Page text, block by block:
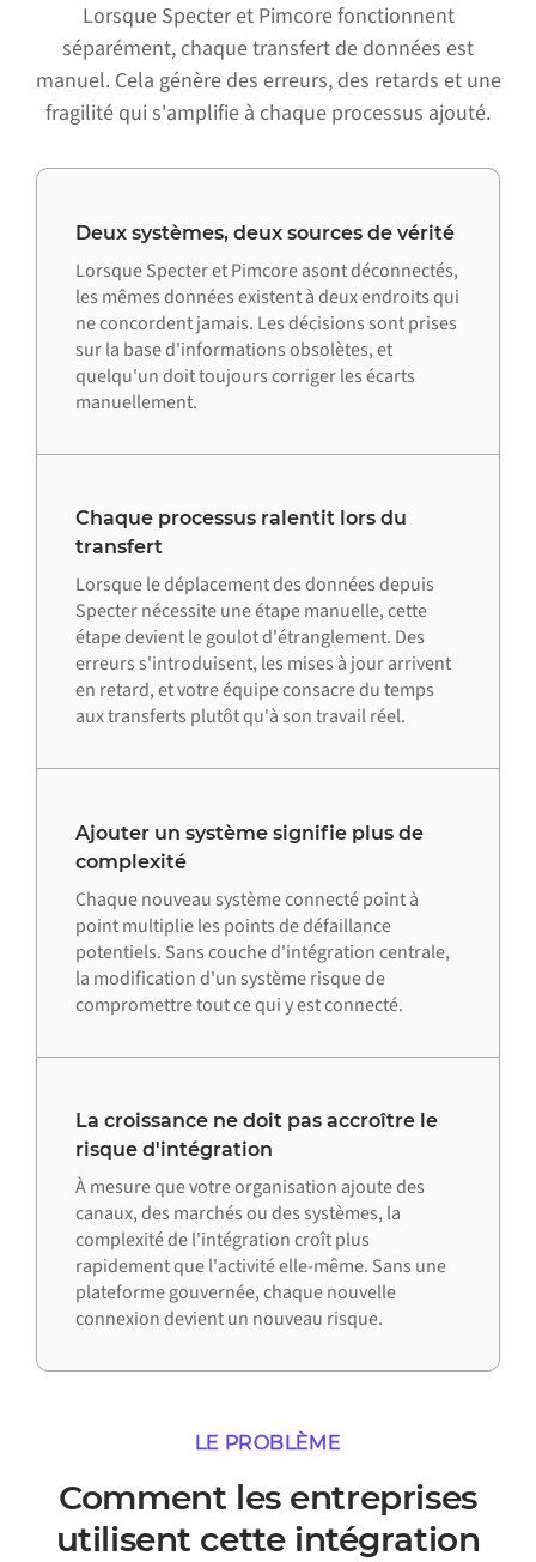
Lorsque Specter et Pimcore fonctionnent
séparément, chaque transfert de données est
manuel. Cela génère des erreurs, des retards et une
fragilité qui s'amplifie à chaque processus ajouté.
Deux systèmes, deux sources de vérité
Lorsque Specter et Pimcore asont déconnectés,
les mêmes données existent à deux endroits qui
ne concordent jamais. Les décisions sont prises
sur la base d'informations obsolètes, et
quelqu'un doit toujours corriger les écarts
manuellement.
Chaque processus ralentit lors du
transfert
Lorsque le déplacement des données depuis
Specter nécessite une étape manuelle, cette
étape devient le goulot d'étranglement. Des
erreurs s'introduisent, les mises à jour arrivent
en retard, et votre équipe consacre du temps
aux transferts plutôt qu'à son travail réel.
Ajouter un système signifie plus de
complexité
Chaque nouveau système connecté point à
point multiplie les points de défaillance
potentiels. Sans couche d'intégration centrale,
la modification d'un système risque de
compromettre tout ce qui y est connecté.
La croissance ne doit pas accroître le
risque d'intégration
À mesure que votre organisation ajoute des
canaux, des marchés ou des systèmes, la
complexité de l'intégration croît plus
rapidement que l'activité elle-même. Sans une
plateforme gouvernée, chaque nouvelle
connexion devient un nouveau risque.
LE PROBLÈME
Comment les entreprises
utilisent cette intégration